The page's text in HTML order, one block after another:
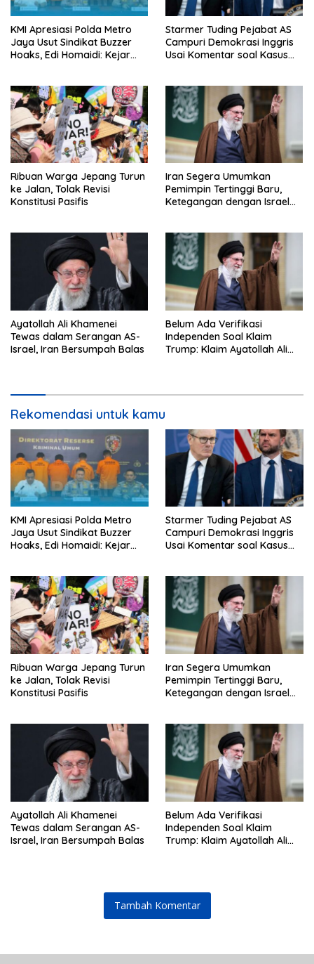
KMI Apresiasi Polda Metro
Jaya Usut Sindikat Buzzer
Hoaks, Edi Homaidi: Kejar
Starmer Tuding Pejabat AS
Campuri Demokrasi Inggris
Usai Komentar soal Kasus
Ribuan Warga Jepang Turun
ke Jalan, Tolak Revisi
Konstitusi Pasifis
Iran Segera Umumkan
Pemimpin Tertinggi Baru,
Ketegangan dengan Israel
Ayatollah Ali Khamenei
Tewas dalam Serangan AS-
Israel, Iran Bersumpah Balas
Belum Ada Verifikasi
Independen Soal Klaim
Trump: Klaim Ayatollah Ali
Rekomendasi untuk kamu
KMI Apresiasi Polda Metro
Jaya Usut Sindikat Buzzer
Hoaks, Edi Homaidi: Kejar
Starmer Tuding Pejabat AS
Campuri Demokrasi Inggris
Usai Komentar soal Kasus
Ribuan Warga Jepang Turun
ke Jalan, Tolak Revisi
Konstitusi Pasifis
Iran Segera Umumkan
Pemimpin Tertinggi Baru,
Ketegangan dengan Israel
Ayatollah Ali Khamenei
Tewas dalam Serangan AS-
Israel, Iran Bersumpah Balas
Belum Ada Verifikasi
Independen Soal Klaim
Trump: Klaim Ayatollah Ali
Tambah Komentar